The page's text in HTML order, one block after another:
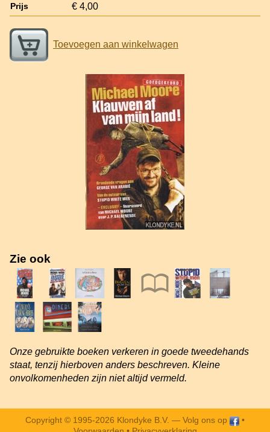
Prijs € 4,00
Toevoegen aan winkelwagen
Zie ook
Onze gebruikte boeken verkeren in goede tweedehands
staat, tenzij hierboven anders beschreven. Kleine
onvolkomenheden zijn niet altijd vermeld.
Copyright © 1995-2026 Klondyke B.V. — Volg ons op
•